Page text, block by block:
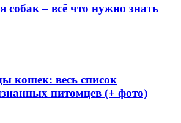
собак – всё что нужно знать
кошек: весь список
питомцев (+ фото)